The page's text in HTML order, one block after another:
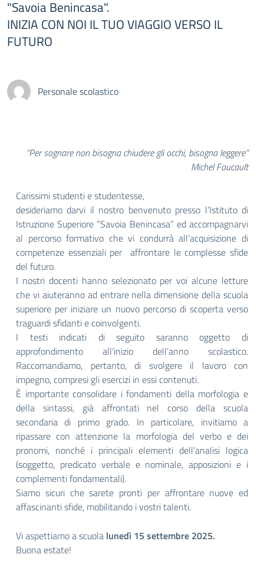
"Savoia Benincasa".
INIZIA CON NOI IL TUO VIAGGIO VERSO IL
FUTURO
Personale scolastico
“Per sognare non bisogna chiudere gli occhi, bisogna leggere”
Michel Foucault
Carissimi studenti e studentesse,
desideriamo darvi il nostro benvenuto presso l’Istituto di
Istruzione Superiore “Savoia Benincasa” ed accompagnarvi
al percorso formativo che vi condurrà all’acquisizione di
competenze essenziali per affrontare le complesse sfide
del futuro.
I nostri docenti hanno selezionato per voi alcune letture
che vi aiuteranno ad entrare nella dimensione della scuola
superiore per iniziare un nuovo percorso di scoperta verso
traguardi sfidanti e coinvolgenti.
I testi indicati di seguito saranno oggetto di
approfondimento all’inizio dell’anno scolastico.
Raccomandiamo, pertanto, di svolgere il lavoro con
impegno, compresi gli esercizi in essi contenuti.
È importante consolidare i fondamenti della morfologia e
della sintassi, già affrontati nel corso della scuola
secondaria di primo grado. In particolare, invitiamo a
ripassare con attenzione la morfologia del verbo e dei
pronomi, nonché i principali elementi dell’analisi logica
(soggetto, predicato verbale e nominale, apposizioni e i
complementi fondamentali).
Siamo sicuri che sarete pronti per affrontare nuove ed
affascinanti sfide, mobilitando i vostri talenti.
Vi aspettiamo a scuola lunedì 15 settembre 2025.
Buona estate!